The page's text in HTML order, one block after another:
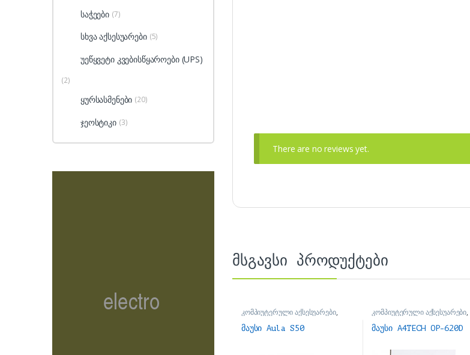
There are no reviews yet.
მსგავსი პროდუქტები
კომპიუტერული აქსესუარები,
მაუსები
მაუსი Aula S50
კომპიუტერული აქსესუარები,
მაუსები
მაუსი A4TECH OP-620D
საჭეები (7)
სხვა აქსესუარები (5)
უეწყვეტი კვებისწყაროები (UPS)
(2)
ყურსასმენები (20)
ჯეოსტიკი (3)